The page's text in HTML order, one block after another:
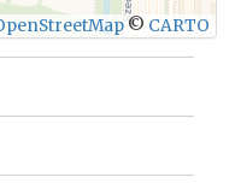
© CARTO